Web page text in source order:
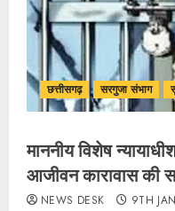
छत्तीसगढ़ सरगुजा संभाग
माननीय विशेष
आजीवन कारावास की
NEWS DESK 9TH